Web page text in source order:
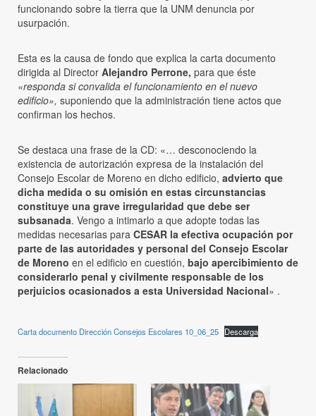
funcionando sobre la tierra que la UNM denuncia por
usurpación.
Esta es la causa de fondo que explica la carta documento
dirigida al Director Alejandro Perrone, para que éste
«responda si convalida el funcionamiento en el nuevo
edificio», suponiendo que la administración tiene actos que
confirman los hechos.
Se destaca una frase de la CD: «… desconociendo la
existencia de autorización expresa de la instalación del
Consejo Escolar de Moreno en dicho edificio, advierto que
dicha medida o su omisión en estas circunstancias
constituye una grave irregularidad que debe ser
subsanada. Vengo a intimarlo a que adopte todas las
medidas necesarias para CESAR la efectiva ocupación por
parte de las autoridades y personal del Consejo Escolar
de Moreno en el edificio en cuestión, bajo apercibimiento de
considerarlo penal y civilmente responsable de los
perjuicios ocasionados a esta Universidad Nacional» .
Carta documento Dirección Consejos Escolares 10_06_25 Descarga
Relacionado